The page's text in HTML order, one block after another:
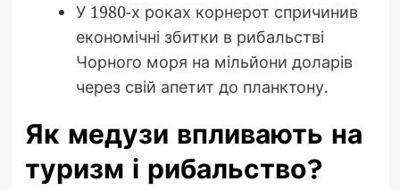
У 1980-х роках корнерот спричинив
економічні збитки в рибальстві
Чорного моря на мільйони доларів
через свій апетит до планктону.
Як медузи впливають на
туризм і рибальство?